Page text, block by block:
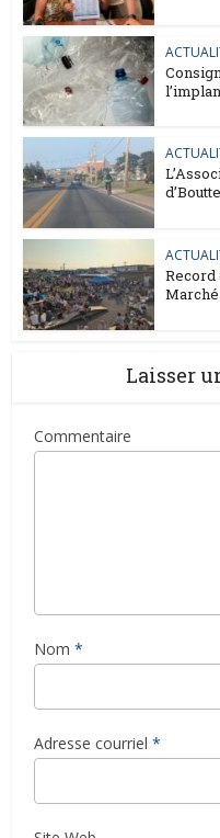
Record
Laisser
Commentaire
Nom *
Adresse courriel *